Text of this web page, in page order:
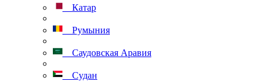
Катар
Румыния
Саудовская Аравия
Судан